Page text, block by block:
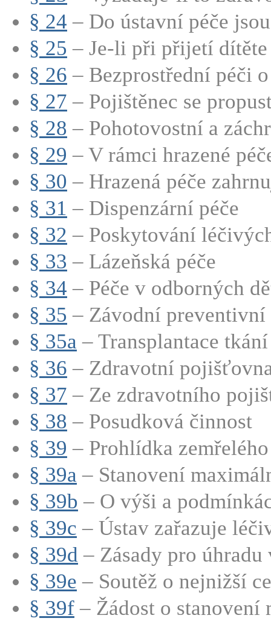
§ 24 – Do ústavní péče
§ 25 – Je-li při přijetí dítěte
§ 26 – Bezprostřední péči
§ 27 – Pojištěnec se
§ 28 – Pohotovostní a
§ 29 – V rámci hrazené
§ 30 – Hrazená péče
§ 31 – Dispenzární péče
§ 32 – Poskytování
§ 33 – Lázeňská péče
§ 34 – Péče v odborných
§ 35 – Závodní preventivní
§ 35a – Transplantace
§ 36 – Zdravotní
§ 37 – Ze zdravotního
§ 38 – Posudková činnost
§ 39 – Prohlídka
§ 39a – Stanovení
§ 39b – O výši a
§ 39c – Ústav zařazuje
§ 39d – Zásady pro úhradu
§ 39e – Soutěž o nejnižší
§ 39f – Žádost o stanovení